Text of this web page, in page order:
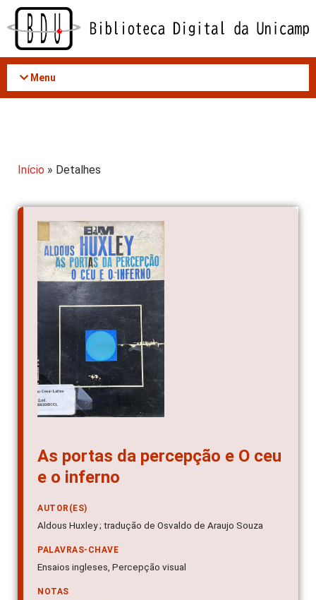
Acessar
conteúdo
Menu
Início » Detalhes
As portas da percepção e O ceu
e o inferno
AUTOR(ES)
Aldous Huxley ; tradução de Osvaldo de Araujo Souza
PALAVRAS-CHAVE
Ensaios ingleses, Percepção visual
NOTAS